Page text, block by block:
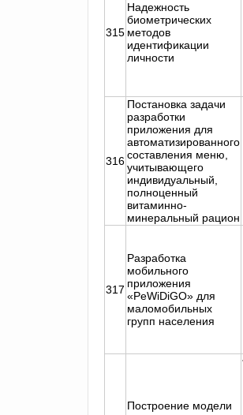
315
Надежность
биометрических
методов
идентификации
личности
316
Постановка задачи
разработки
приложения для
автоматизированного
составления меню,
учитывающего
индивидуальный,
полноценный
витаминно-
минеральный рацион
317
Разработка
мобильного
приложения
«PeWiDiGO» для
маломобильных
групп населения
Построение модели